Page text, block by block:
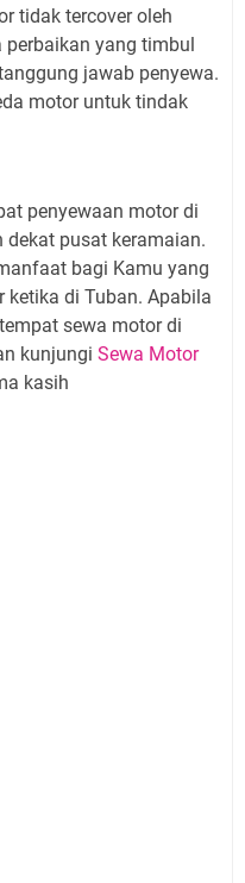
tidak tercover oleh
perbaikan yang timbul
jawab penyewa.
motor untuk tindak
penyewaan motor di
pusat keramaian.
bagi Kamu yang
ketika di Tuban. Apabila
sewa motor di
kunjungi Sewa Motor
kasih